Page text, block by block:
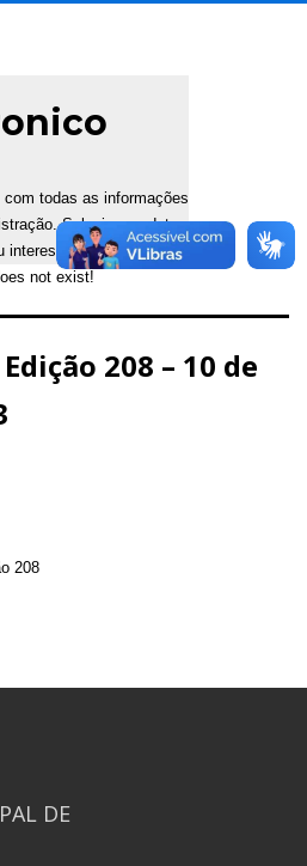
todas as informações
Selecione a data
interesse.
not exist!
208 – 10 de
208
DE